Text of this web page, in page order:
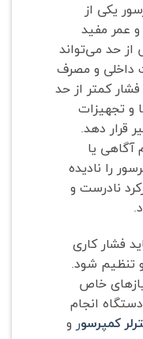
یکی از
و عمر مفید
حد می‌تواند
داخلی و مصرف
کمتر از حد
و تجهیزات
قرار دهد.
آگاهی یا
را نادیده
نادرست و
فشار کاری
تنظیم شود.
خاص
انجام
کمپرسور و